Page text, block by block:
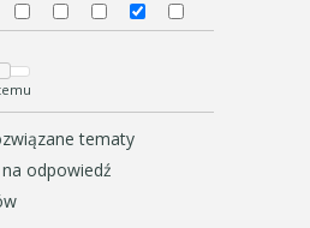
tematy
odpowiedź